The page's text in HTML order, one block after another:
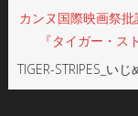
カンヌ国際映画祭
『タイガー・
TIGER-STRIPES_い